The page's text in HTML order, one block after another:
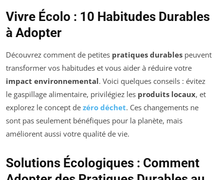
Vivre Écolo : 10 Habitudes Durables
à Adopter
Découvrez comment de petites pratiques durables peuvent
transformer vos habitudes et vous aider à réduire votre
impact environnemental. Voici quelques conseils : évitez
le gaspillage alimentaire, privilégiez les produits locaux, et
explorez le concept de zéro déchet. Ces changements ne
sont pas seulement bénéfiques pour la planète, mais
améliorent aussi votre qualité de vie.
Solutions Écologiques : Comment